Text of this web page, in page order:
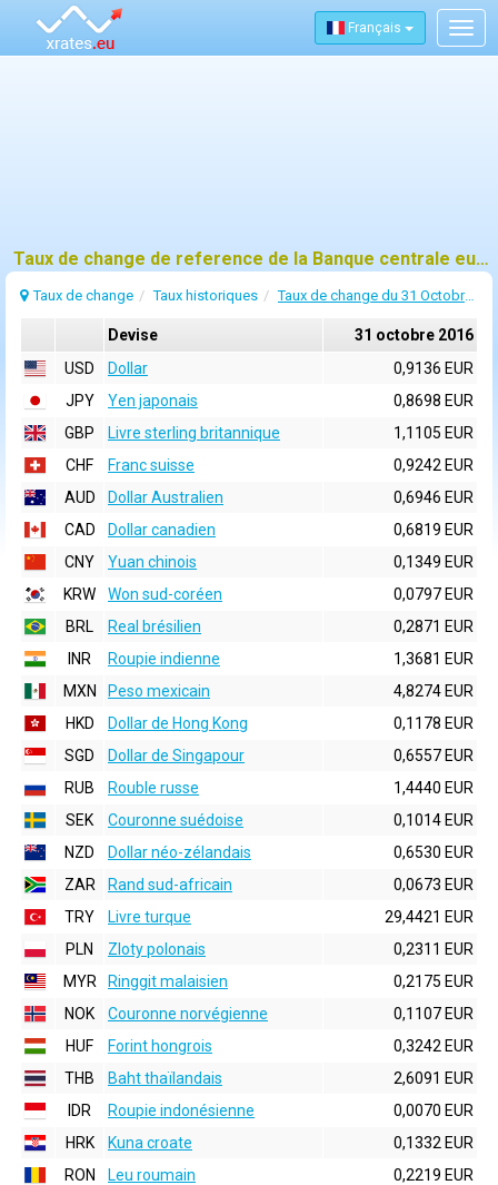
Français
Taux de change de reference de la Banque centrale europeenne (BCE) pour 31 octobre 2016
Taux de change Taux historiques Taux de change du 31 Octobre 2016
Devise
31 octobre 2016
USD
Dollar
0,9136 EUR
JPY
Yen japonais
0,8698 EUR
GBP
Livre sterling britannique
1,1105 EUR
CHF
Franc suisse
0,9242 EUR
AUD
Dollar Australien
0,6946 EUR
CAD
Dollar canadien
0,6819 EUR
CNY
Yuan chinois
0,1349 EUR
KRW
Won sud-coréen
0,0797 EUR
BRL
Real brésilien
0,2871 EUR
INR
Roupie indienne
1,3681 EUR
MXN
Peso mexicain
4,8274 EUR
HKD
Dollar de Hong Kong
0,1178 EUR
SGD
Dollar de Singapour
0,6557 EUR
RUB
Rouble russe
1,4440 EUR
SEK
Couronne suédoise
0,1014 EUR
NZD
Dollar néo-zélandais
0,6530 EUR
ZAR
Rand sud-africain
0,0673 EUR
TRY
Livre turque
29,4421 EUR
PLN
Zloty polonais
0,2311 EUR
MYR
Ringgit malaisien
0,2175 EUR
NOK
Couronne norvégienne
0,1107 EUR
HUF
Forint hongrois
0,3242 EUR
THB
Baht thaïlandais
2,6091 EUR
IDR
Roupie indonésienne
0,0070 EUR
HRK
Kuna croate
0,1332 EUR
RON
Leu roumain
0,2219 EUR